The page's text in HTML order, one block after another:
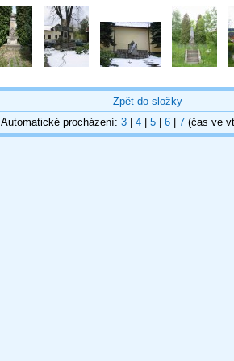
Zpět do složky
Automatické procházení: 3| 4| 5| 6| 7(čas ve